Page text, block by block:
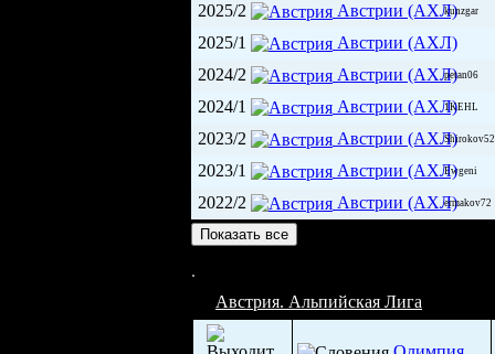
2025/2 Австрии (АХЛ)kunzgar
2025/1
Австрии (АХЛ)
2024/2
Австрии (АХЛ)petan06
2024/1 Австрии (АХЛ)1KEHL
2023/2 Австрии (АХЛ)Shirokov52
2023/1 Австрии (АХЛ)Ewgeni
2022/2 Австрии (АХЛ)ermakov72
Показать все
Форарльбергхалле (5 200)
Австрия. Альпийская Лига